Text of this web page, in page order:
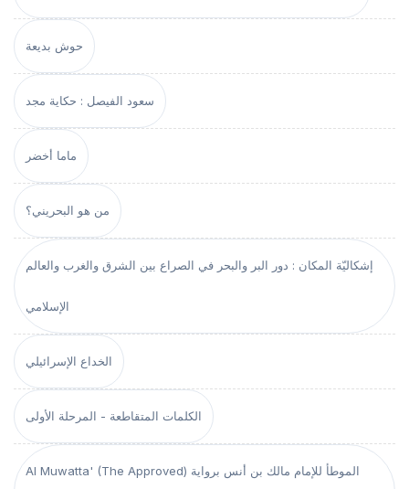
حوش بديعة
سعود الفيصل : حكاية مجد
ماما أخضر
من هو البحريني؟
إشكاليّة المكان : دور البر والبحر في الصراع بين الشرق والغرب والعالم
الإسلامي
الخداع الإسرائيلي
الكلمات المتقاطعة - المرحلة الأولى
Al Muwatta' (The Approved) الموطأ للإمام مالك بن أنس برواية